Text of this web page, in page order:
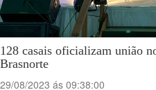
128 casais oficializam união
Brasnorte
29/08/2023 ás 09:38:00